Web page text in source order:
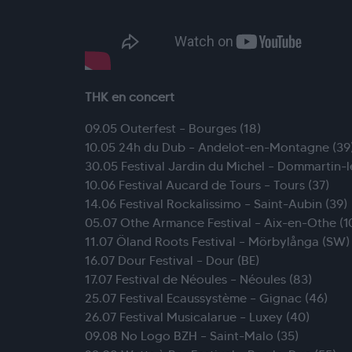
THK en concert
09.05 Outerfest – Bourges (18)
10.05 24h du Dub – Andelot-en-Montagne
30.05 Festival Jardin du Michel – Dommartin-
10.06 Festival Aucard de Tours – Tours (37)
14.06 Festival Rockalissimo – Saint-Aubin (39)
05.07 Othe Armance Festival – Aix-en-Othe
11.07 Öland Roots Festival – Mörbylånga (SW)
16.07 Dour Festival – Dour (BE)
17.07 Festival de Néoules – Néoules (83)
25.07 Festival Ecaussystème – Gignac (46)
26.07 Festival Musicalarue – Luxey (40)
09.08 No Logo BZH – Saint-Malo (35)